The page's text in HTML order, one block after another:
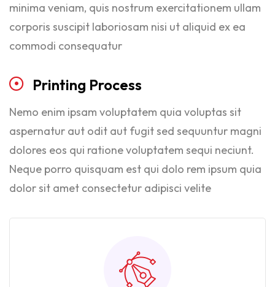
minima veniam, quis nostrum exercitationem ullam
corporis suscipit laboriosam nisi ut aliquid ex ea
commodi consequatur
Printing Process
Nemo enim ipsam voluptatem quia voluptas sit
aspernatur aut odit aut fugit sed sequuntur magni
dolores eos qui ratione voluptatem sequi neciunt.
Neque porro quisquam est qui dolo rem ipsum quia
dolor sit amet consectetur adipisci velite